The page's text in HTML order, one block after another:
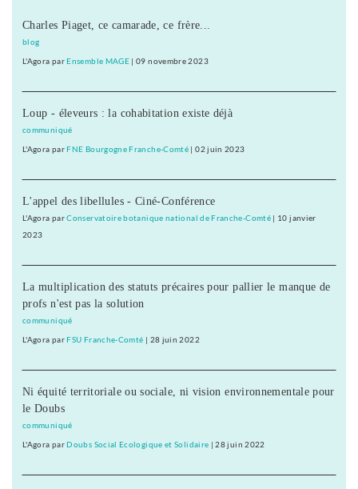
Charles Piaget, ce camarade, ce frère...
blog
L'Agora parEnsemble MAGE |09 novembre 2023
Loup - éleveurs : la cohabitation existe déjà
communiqué
L'Agora parFNE Bourgogne Franche-Comté |02 juin 2023
L'appel des libellules - Ciné-Conférence
L'Agora parConservatoire botanique national de Franche-Comté| 10 janvier
2023
La multiplication des statuts précaires pour pallier le manque de
profs n'est pas la solution
communiqué
L'Agora parFSU Franche-Comté | 28 juin 2022
Ni équité territoriale ou sociale, ni vision environnementale pour
le Doubs
communiqué
L'Agora parDoubs Social Ecologique et Solidaire |28 juin 2022